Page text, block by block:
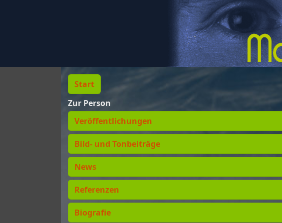
Start
Zur Person
Veröffentlichungen
Bild- und Tonbeiträge
News
Referenzen
Biografie